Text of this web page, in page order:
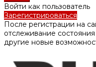
Войти как пользователь
Зарегистрироваться
После регистрации на
отслеживание
другие новые